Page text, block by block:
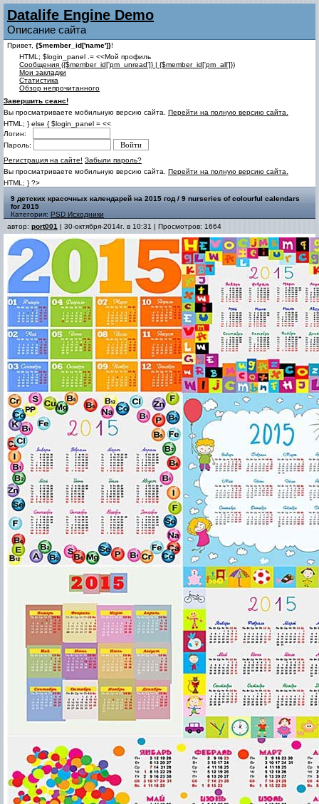
Datalife Engine Demo
Описание сайта
Привет, {$member_id['name']}!
HTML; $login_panel .= <<Мой профиль
Cообщения ({$member_id['pm_unread']} | {$member_id['pm_all']})
Мои закладки
Статистика
Обзор непрочитанного
Завершить сеанс!
Вы просматриваете мобильную версию сайта. Перейти на полную версию сайта.
HTML; } else { $login_panel = <<
Логин:
Пароль:
Регистрация на сайте! Забыли пароль?
Вы просматриваете мобильную версию сайта. Перейти на полную версию сайта.
HTML; } ?>
9 детских красочных календарей на 2015 год / 9 nurseries of colourful calendars
for 2015
Категория: PSD Исходники
автор: port001 | 30-октября-2014г. в 10:31 | Просмотров: 1664